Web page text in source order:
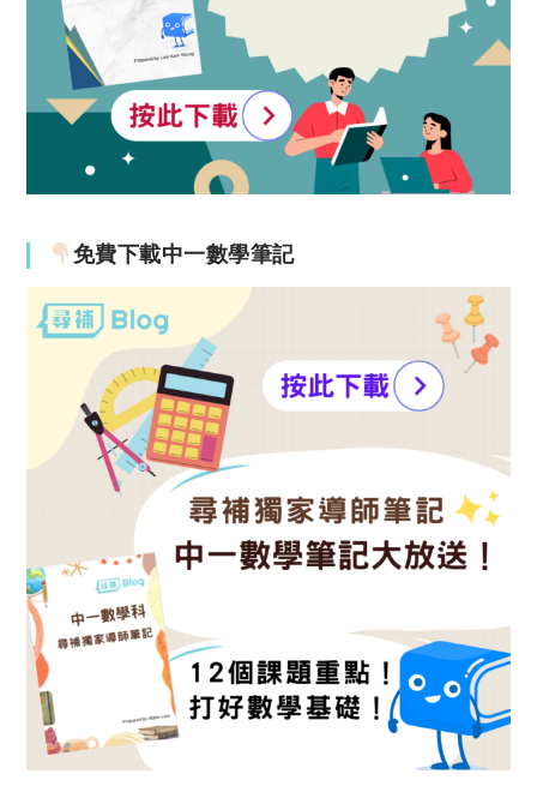
免費下載中一數學筆記